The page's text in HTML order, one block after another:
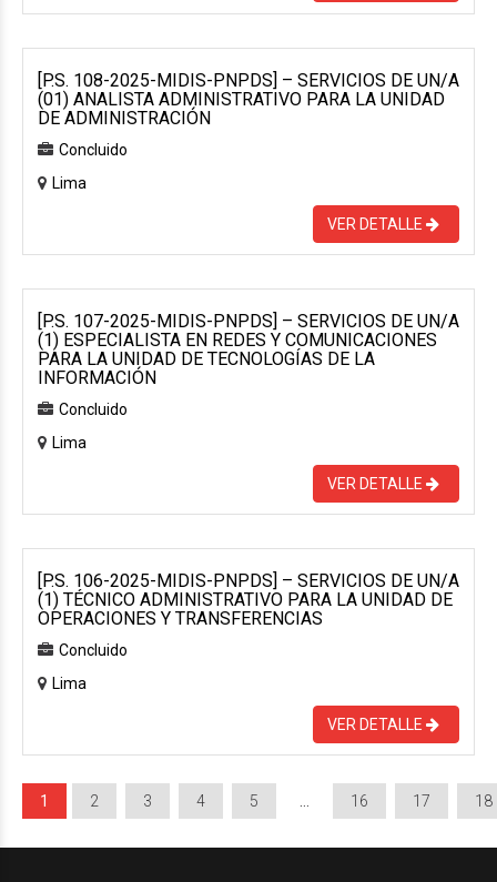
[P.S. 108-2025-MIDIS-PNPDS] – SERVICIOS DE UN/A
(01) ANALISTA ADMINISTRATIVO PARA LA UNIDAD
DE ADMINISTRACIÓN
Concluido
Lima
VER DETALLE
[P.S. 107-2025-MIDIS-PNPDS] – SERVICIOS DE UN/A
(1) ESPECIALISTA EN REDES Y COMUNICACIONES
PARA LA UNIDAD DE TECNOLOGÍAS DE LA
INFORMACIÓN
Concluido
Lima
VER DETALLE
[P.S. 106-2025-MIDIS-PNPDS] – SERVICIOS DE UN/A
(1) TÉCNICO ADMINISTRATIVO PARA LA UNIDAD DE
OPERACIONES Y TRANSFERENCIAS
Concluido
Lima
VER DETALLE
1 2 3 4 5 16 17 18